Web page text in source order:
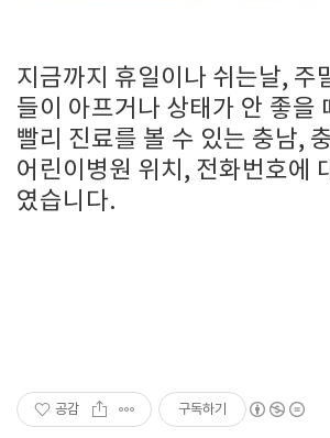
지금까지 휴일이나 쉬는날, 주
들이 아프거나 상태가 안 좋을
빨리 진료를 볼 수 있는 충남,
어린이병원 위치, 전화번호에
였습니다.
공감 구독하기